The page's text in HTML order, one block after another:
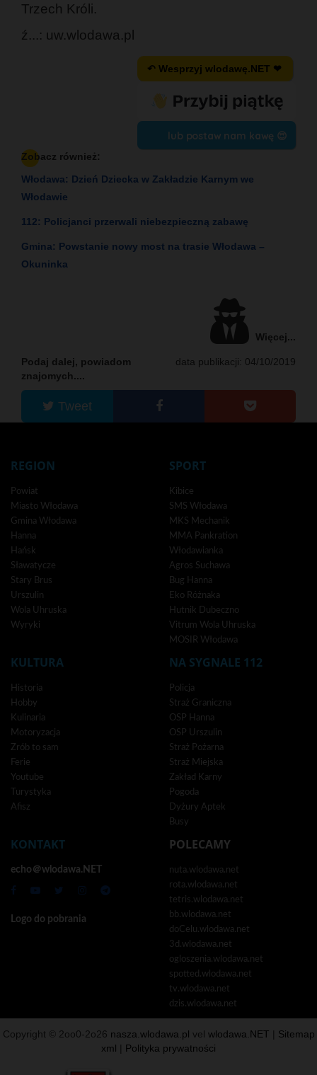
Trzech Króli.
ź...: uw.wlodawa.pl
↶ Wesprzyj wlodawę.NET ❤
lub postaw nam kawę 😍
Zobacz również:
Włodawa: Dzień Dziecka w Zakładzie Karnym we
Włodawie
112: Policjanci przerwali niebezpieczną zabawę
Gmina: Powstanie nowy most na trasie Włodawa –
Okuninka
Więcej...
data publikacji: 04/10/2019
Podaj dalej, powiadom
znajomych....
Tweet
REGION
Powiat
Miasto Włodawa
Gmina Włodawa
Hanna
Hańsk
Sławatycze
Stary Brus
Urszulin
Wola Uhruska
Wyryki
SPORT
Kibice
SMS Włodawa
MKS Mechanik
MMA Pankration
Włodawianka
Agros Suchawa
Bug Hanna
Eko Różnaka
Hutnik Dubeczno
Vitrum Wola Uhruska
MOSIR Włodawa
KULTURA
Historia
Hobby
Kulinaria
Motoryzacja
Zrób to sam
Ferie
Youtube
Turystyka
Afisz
NA SYGNALE 112
Policja
Straż Graniczna
OSP Hanna
OSP Urszulin
Straż Pożarna
Straż Miejska
Zakład Karny
Pogoda
Dyżury Aptek
Busy
KONTAKT
echo＠wlodawa.NET
Logo do pobrania
POLECAMY
nuta.wlodawa.net
rota.wlodawa.net
tetris.wlodawa.net
bb.wlodawa.net
doCelu.wlodawa.net
3d.wlodawa.net
ogloszenia.wlodawa.net
spotted.wlodawa.net
tv.wlodawa.net
dzis.wlodawa.net
Copyright © 2oo0-2o26 nasza.wlodawa.pl vel wlodawa.NET
Sitemap
xml
Polityka prywatności